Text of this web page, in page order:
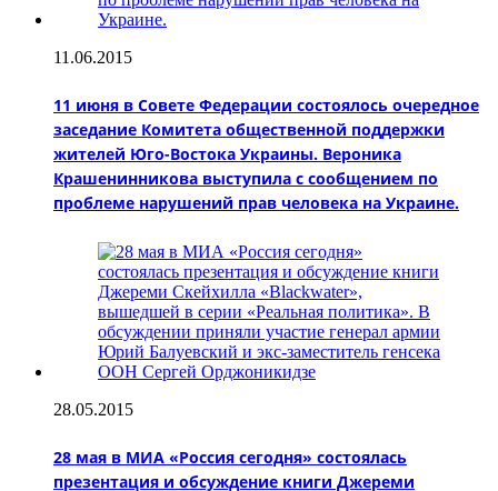
11.06.2015
11 июня в Совете Федерации состоялось очередное
заседание Комитета общественной поддержки
жителей Юго-Востока Украины. Вероника
Крашенинникова выступила с сообщением по
проблеме нарушений прав человека на Украине.
28.05.2015
28 мая в МИА «Россия сегодня» состоялась
презентация и обсуждение книги Джереми